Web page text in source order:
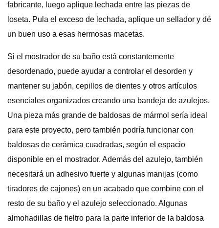
fabricante, luego aplique lechada entre las piezas de
loseta. Pula el exceso de lechada, aplique un sellador y dé
un buen uso a esas hermosas macetas.
Si el mostrador de su baño está constantemente
desordenado, puede ayudar a controlar el desorden y
mantener su jabón, cepillos de dientes y otros artículos
esenciales organizados creando una bandeja de azulejos.
Una pieza más grande de baldosas de mármol sería ideal
para este proyecto, pero también podría funcionar con
baldosas de cerámica cuadradas, según el espacio
disponible en el mostrador. Además del azulejo, también
necesitará un adhesivo fuerte y algunas manijas (como
tiradores de cajones) en un acabado que combine con el
resto de su baño y el azulejo seleccionado. Algunas
almohadillas de fieltro para la parte inferior de la baldosa